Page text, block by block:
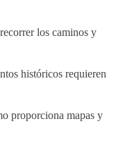
los caminos y
históricos requieren
proporciona mapas y